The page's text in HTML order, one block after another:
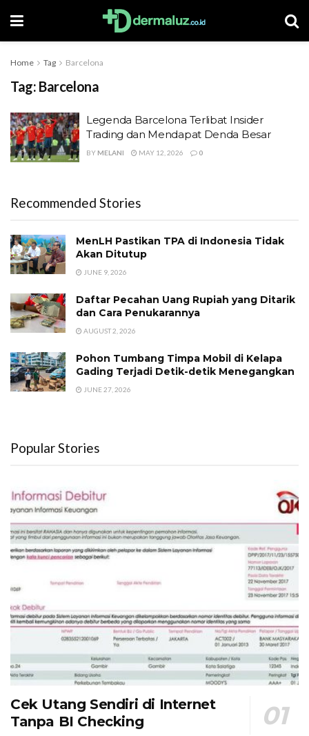
Home Tag Barcelona
Tag: Barcelona
Legenda Barcelona Terlibat Insider
Trading dan Mendapat Denda Besar
BY MELANI MAY 12, 2026 0
Recommended Stories
MenLH Pastikan TPA di Indonesia Tidak
Akan Ditutup
JUNE 9, 2026
Daftar Pecahan Uang Rupiah yang Ditarik
dan Cara Penukarannya
AUGUST 2, 2026
Pohon Tumbang Timpa Mobil di Kelapa
Gading Terjadi Detik-detik Menegangkan
JUNE 27, 2026
Popular Stories
Cek Utang Sendiri di Internet
Tanpa BI Checking